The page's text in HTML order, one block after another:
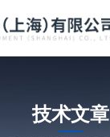
技术文章